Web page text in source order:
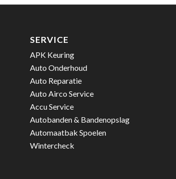
SERVICE
APK Keuring
Auto Onderhoud
Auto Reparatie
Auto Airco Service
Accu Service
Autobanden & Bandenopslag
Automaatbak Spoelen
Wintercheck